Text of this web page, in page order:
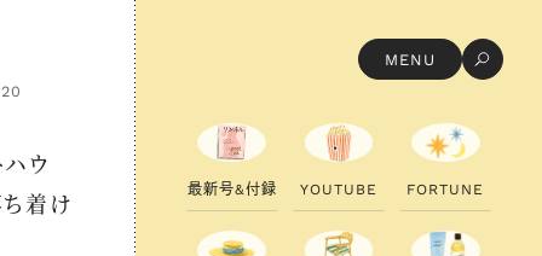
MENU
ウ
着け
最新号&付録 YOUTU B E FORTU N E